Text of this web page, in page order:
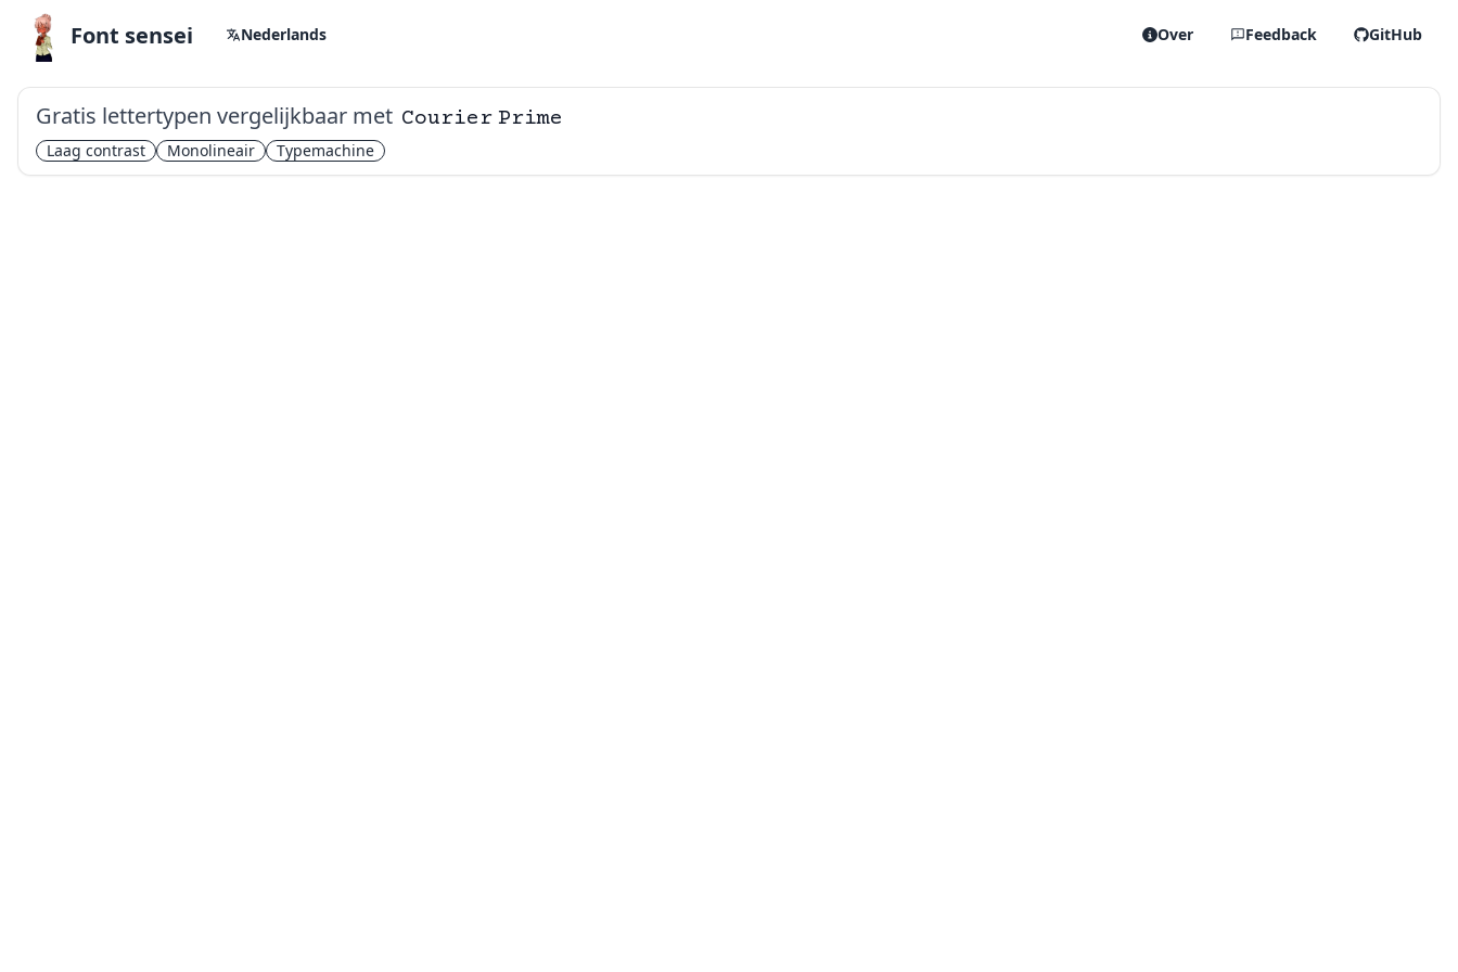
Font sensei Nederlands Over Feedback GitHub
Gratis lettertypen vergelijkbaar met Courier Prime
Laag contrast Monolineair Typemachine